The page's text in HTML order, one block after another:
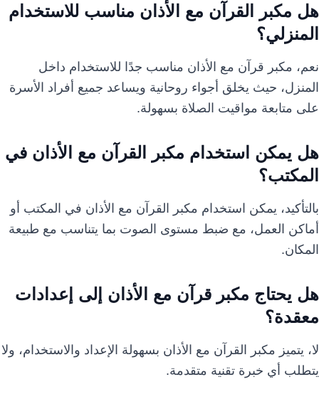
هل مكبر القرآن مع الأذان مناسب للاستخدام
المنزلي؟
نعم، مكبر قرآن مع الأذان مناسب جدًا للاستخدام داخل
المنزل، حيث يخلق أجواء روحانية ويساعد جميع أفراد الأسرة
على متابعة مواقيت الصلاة بسهولة.
هل يمكن استخدام مكبر القرآن مع الأذان في
المكتب؟
بالتأكيد، يمكن استخدام مكبر القرآن مع الأذان في المكتب أو
أماكن العمل، مع ضبط مستوى الصوت بما يتناسب مع طبيعة
المكان.
هل يحتاج مكبر قرآن مع الأذان إلى إعدادات
معقدة؟
لا، يتميز مكبر القرآن مع الأذان بسهولة الإعداد والاستخدام، ولا
يتطلب أي خبرة تقنية متقدمة.